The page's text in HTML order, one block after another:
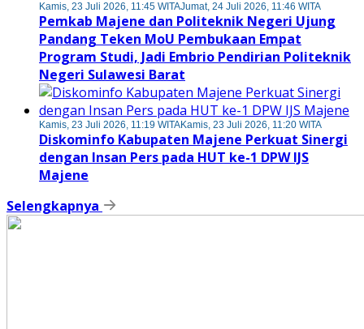
Kamis, 23 Juli 2026, 11:45 WITAJumat, 24 Juli 2026, 11:46 WITA
Pemkab Majene dan Politeknik Negeri Ujung
Pandang Teken MoU Pembukaan Empat
Program Studi, Jadi Embrio Pendirian Politeknik
Negeri Sulawesi Barat
Kamis, 23 Juli 2026, 11:19 WITAKamis, 23 Juli 2026, 11:20 WITA
Diskominfo Kabupaten Majene Perkuat Sinergi
dengan Insan Pers pada HUT ke-1 DPW IJS
Majene
Selengkapnya